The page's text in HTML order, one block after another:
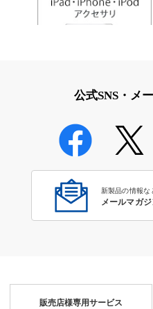
学校教育のICT環境整備特集
公式SNS・メ
新製品の情報な
メールマガ
販売店様専用サービス